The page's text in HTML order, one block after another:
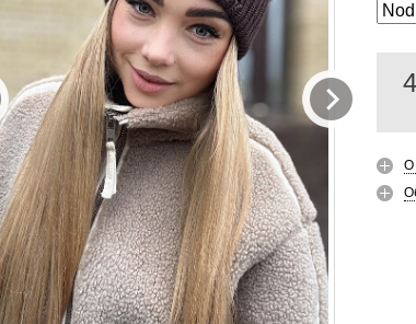
О